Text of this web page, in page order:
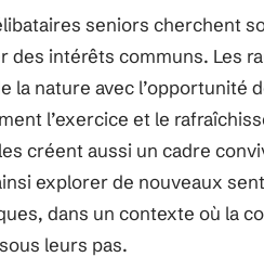
seniors cherchent
intérêts communs. Les
la nature avec l’opportunité
l’exercice et le
créent aussi un cadre
explorer de nouveaux
dans un contexte où la
leurs pas.